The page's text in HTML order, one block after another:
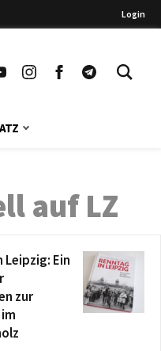
Login
auf LZ
Leipzig: Ein
zur